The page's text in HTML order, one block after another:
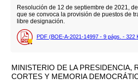
Resolución de 12 de septiembre de 2021,
que se convoca la provisión de puestos de
libre designación.
PDF (BOE-A-2021-14997 - 9 págs. - 322
MINISTERIO DE LA PRESIDENCIA,
CORTES Y MEMORIA